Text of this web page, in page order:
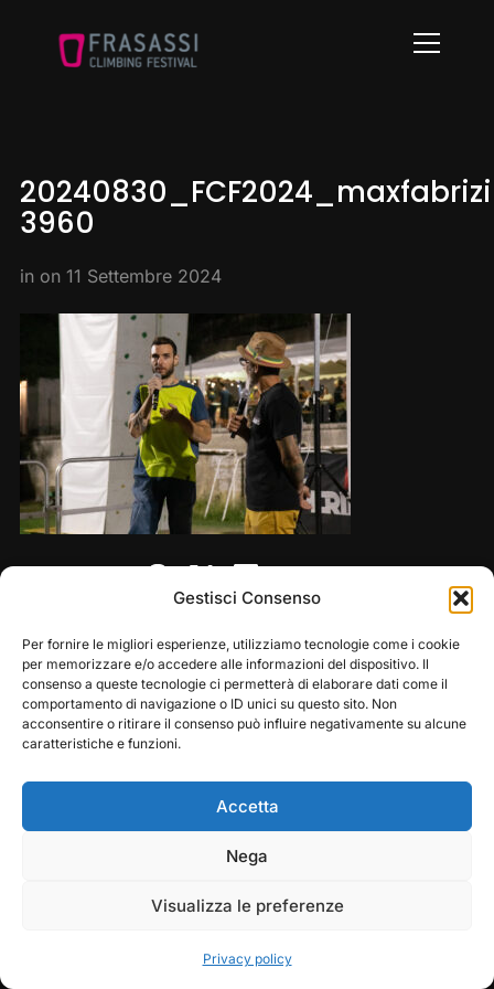
Gestisci Consenso
Per fornire le migliori esperienze, utilizziamo tecnologie come i cookie
per memorizzare e/o accedere alle informazioni del dispositivo. Il
consenso a queste tecnologie ci permetterà di elaborare dati come il
comportamento di navigazione o ID unici su questo sito. Non
acconsentire o ritirare il consenso può influire negativamente su alcune
caratteristiche e funzioni.
Accetta
Nega
Visualizza le preferenze
Privacy policy
Info
3960
in on 11 Settembre 2024
Copyright © 2026 — Frasassi Climbing Festival. All
Designed byWPZOOM